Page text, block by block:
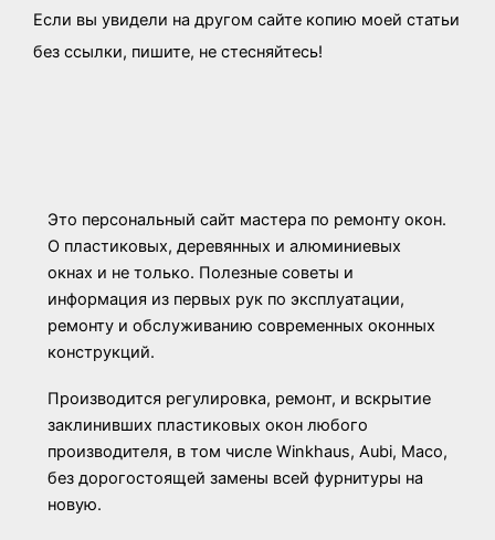
Если вы увидели на другом сайте копию моей статьи
без ссылки, пишите, не стесняйтесь!
Это персональный сайт мастера по ремонту окон.
О пластиковых, деревянных и алюминиевых
окнах и не только. Полезные советы и
информация из первых рук по эксплуатации,
ремонту и обслуживанию современных оконных
конструкций.
Производится регулировка, ремонт, и вскрытие
заклинивших пластиковых окон любого
производителя, в том числе Winkhaus, Aubi, Maco,
без дорогостоящей замены всей фурнитуры на
новую.